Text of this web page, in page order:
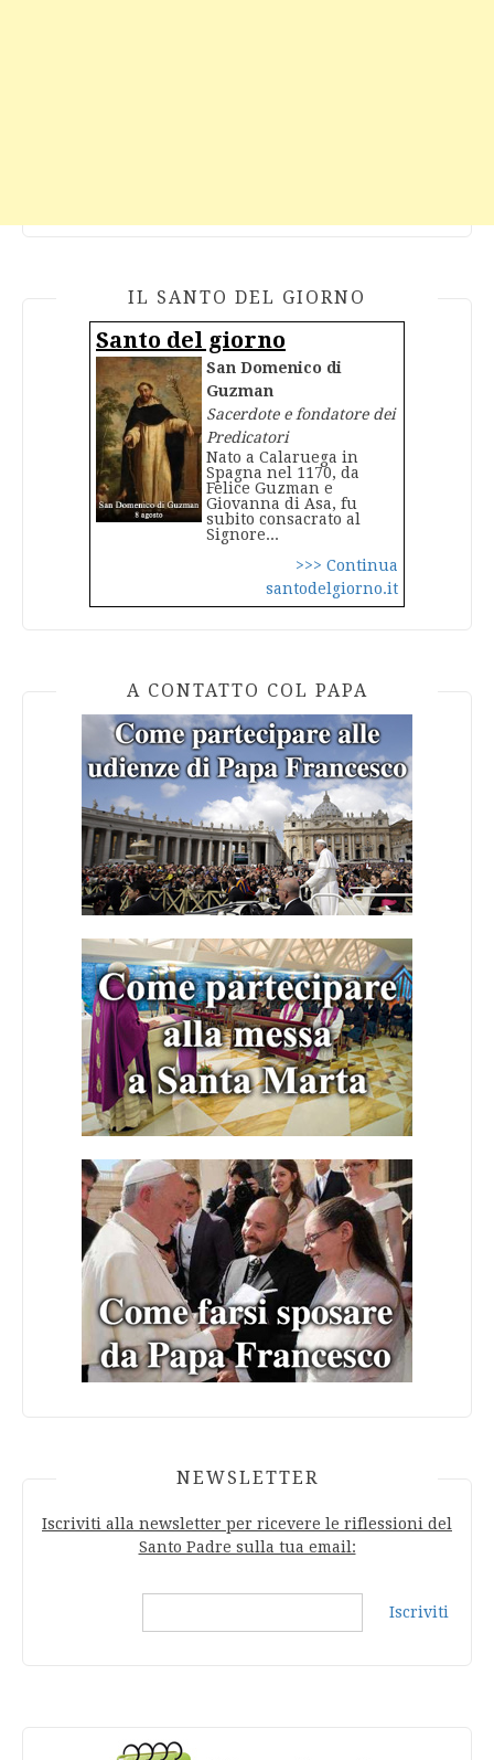
IL SANTO DEL GIORNO
Santo del giorno
San Domenico di
Guzman
Sacerdote e fondatore dei
Predicatori
Nato a Calaruega in
Spagna nel 1170, da
Felice Guzman e
Giovanna di Asa, fu
subito consacrato al
Signore...
>>> Continua
santodelgiorno.it
A CONTATTO COL PAPA
NEWSLETTER
Iscriviti alla newsletter per ricevere le riflessioni del
Santo Padre sulla tua email:
Iscriviti